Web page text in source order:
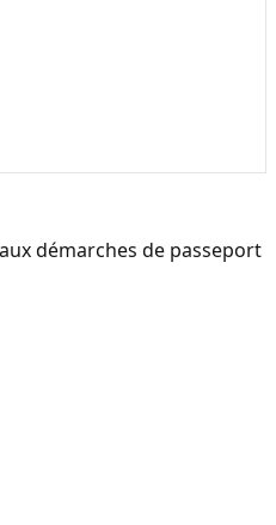
démarches de passeport